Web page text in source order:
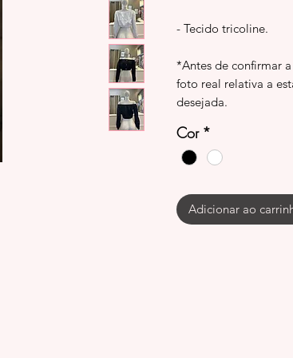
- Tecido tricoline.
*Antes de confirmar
foto real relativa a
desejada.
Cor *
Adicionar ao